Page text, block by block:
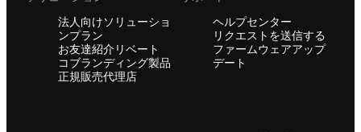
法人向けソリューショ
ンプラン
お友達紹介リベート
コブランディング製品
正規販売代理店
ヘルプセンター
リクエストを送信する
ファームウェアアップ
デート